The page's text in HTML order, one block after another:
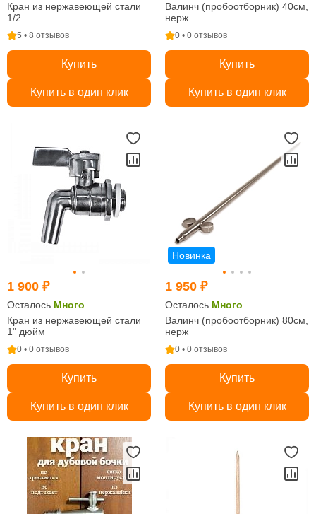
Кран из нержавеющей стали
1/2
5 • 8 отзывов
Купить
Купить в один клик
Валинч (пробоотборник) 40см,
нерж
0 • 0 отзывов
Купить
Купить в один клик
1 900 ₽
Осталось Много
Кран из нержавеющей стали
1" дюйм
0 • 0 отзывов
Купить
Купить в один клик
Новинка
1 950 ₽
Осталось Много
Валинч (пробоотборник) 80см,
нерж
0 • 0 отзывов
Купить
Купить в один клик